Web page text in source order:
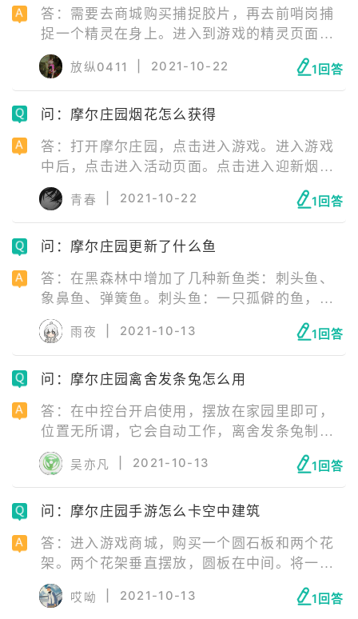
答：需要去商城购买捕捉胶片，再去前哨岗捕
捉一个精灵在身上。进入到游戏的精灵页面，
在左下方可以看到一个未跟随的功能。点击一
下之后会看到一个叫做放生的选项，将已有的
精灵进行放生。之后就可以获得绿色勇气勋章
了，可以去捉一个辣鸡精灵放生，不要把自己
放纵0411 2021-10-22 1回答
问：摩尔庄园烟花怎么获得
答：打开摩尔庄园，点击进入游戏。进入游戏
中后，点击进入活动页面。点击进入迎新烟花
秀页面。前往活动现场参与，可拾取烟花。
青春 2021-10-22 1回答
问：摩尔庄园更新了什么鱼
答：在黑森林中增加了几种新鱼类：刺头鱼、
象鼻鱼、弹簧鱼。刺头鱼：一只孤僻的鱼，背
上的刺用来吓人；稀有度：传说；出没时间：
晴朗的夜晚。象鼻鱼：长着一个象鼻子的鱼
类，憨憨的很可爱；稀有度：中级；出没时
间：白天。弹簧鱼：头上有一个弹簧灯，可以
出没位置：黑森林-荆棘森林；作用：可以在花
婶处售卖；钓鱼方法：初级鱼饵。
雨夜 2021-10-13 1回答
问：摩尔庄园禽舍发条兔怎么用
答：在中控台开启使用，摆放在家园里即可，
位置无所谓，它会自动工作，离舍发条兔制作
后放在家园可以自动收取蛋类产物。发条兔是
家园的生产工具之一，玩家可以在版本更新后
前往梅森农场的中空台来制作工具，之后在家
园摆放即可。
吴亦凡 2021-10-13 1回答
问：摩尔庄园手游怎么卡空中建筑
答：进入游戏商城，购买一个圆石板和两个花
架。两个花架垂直摆放，圆板在中间。将一个
石板盖上圆石板，就可以开始放置建筑了。将
建筑的右下角的方块对准圆石板的位置放置即
哎呦 2021-10-13 1回答